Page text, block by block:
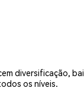
diversificação,
os níveis.